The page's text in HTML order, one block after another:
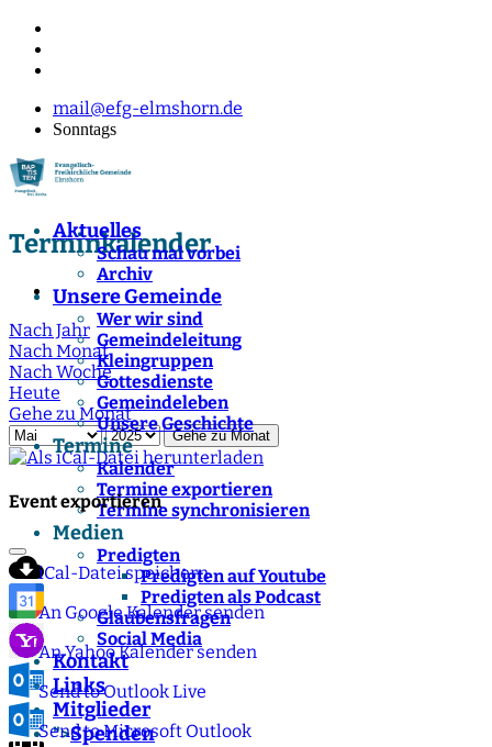
mail@efg-elmshorn.de
Sonntags
Aktuelles
Schau mal vorbei
Archiv
Unsere Gemeinde
Wer wir sind
Gemeindeleitung
Kleingruppen
Gottesdienste
Gemeindeleben
Unsere Geschichte
Termine
Kalender
Termine exportieren
Termine synchronisieren
Medien
Predigten
Predigten auf Youtube
Predigten als Podcast
Glaubensfragen
Social Media
Kontakt
Links
Mitglieder
">Spenden
Terminkalender
Nach Jahr
Nach Monat
Nach Woche
Heute
Gehe zu Monat
Gehe zu Monat
Event exportieren
iCal-Datei speichern
An Google Kalender senden
An Yahoo Kalender senden
Send to Outlook Live
Send to Microsoft Outlook